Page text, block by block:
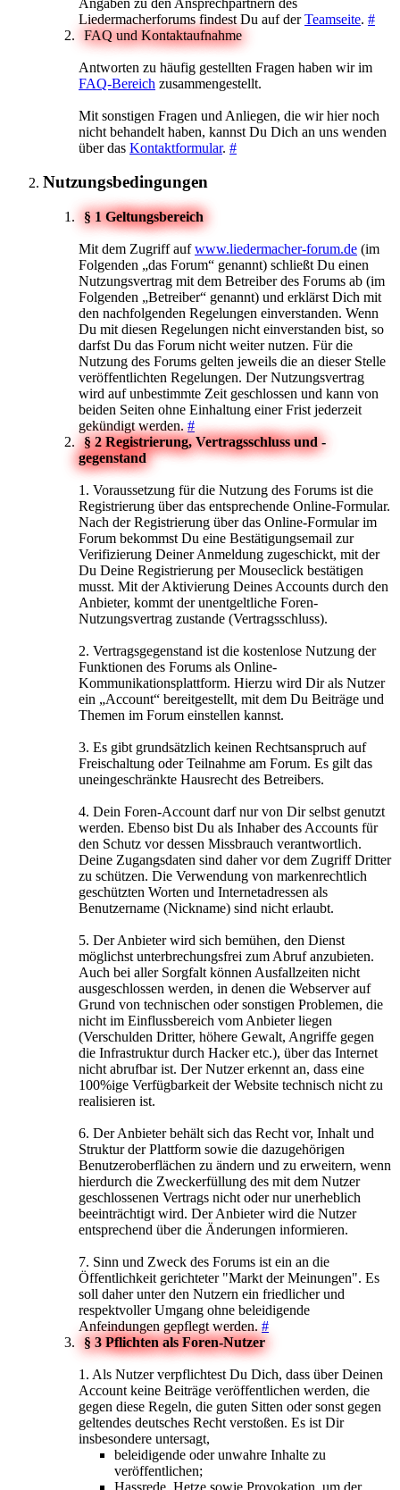
Liedermacherforums findest Du auf derTeamseite. #
FAQ und Kontaktaufnahme
Antworten zu häufig gestellten Fragen haben wir im
FAQ-Bereich zusammengestellt.
Mit sonstigen Fragen und Anliegen, die wir hier noch
nicht behandelt haben, kannst Du Dich an uns wenden
über das Kontaktformular. #
Nutzungsbedingungen
§ 1 Geltungsbereich
Mit dem Zugriff aufwww.liedermacher-forum.de (im
Folgenden „das Forum“ genannt) schließt Du einen
Nutzungsvertrag mit dem Betreiber des Forums ab (im
Folgenden „Betreiber“ genannt) und erklärst Dich mit
den nachfolgenden Regelungen einverstanden. Wenn
Du mit diesen Regelungen nicht einverstanden bist, so
darfst Du das Forum nicht weiter nutzen. Für die
Nutzung des Forums gelten jeweils die an dieser Stelle
veröffentlichten Regelungen. Der Nutzungsvertrag
wird auf unbestimmte Zeit geschlossen und kann von
beiden Seiten ohne Einhaltung einer Frist jederzeit
gekündigt werden.#
§ 2 Registrierung, Vertragsschluss und -
gegenstand
1. Voraussetzung für die Nutzung des Forums ist die
Registrierung über das entsprechende Online-Formular.
Nach der Registrierung über das Online-Formular im
Forum bekommst Du eine Bestätigungsemail zur
Verifizierung Deiner Anmeldung zugeschickt, mit der
Du Deine Registrierung per Mouseclick bestätigen
musst. Mit der Aktivierung Deines Accounts durch den
Anbieter, kommt der unentgeltliche Foren-
Nutzungsvertrag zustande (Vertragsschluss).
2. Vertragsgegenstand ist die kostenlose Nutzung der
Funktionen des Forums als Online-
Kommunikationsplattform. Hierzu wird Dir als Nutzer
ein „Account“ bereitgestellt, mit dem Du Beiträge und
Themen im Forum einstellen kannst.
3. Es gibt grundsätzlich keinen Rechtsanspruch auf
Freischaltung oder Teilnahme am Forum. Es gilt das
uneingeschränkte Hausrecht des Betreibers.
4. Dein Foren-Account darf nur von Dir selbst genutzt
werden. Ebenso bist Du als Inhaber des Accounts für
den Schutz vor dessen Missbrauch verantwortlich.
Deine Zugangsdaten sind daher vor dem Zugriff Dritter
zu schützen. Die Verwendung von markenrechtlich
geschützten Worten und Internetadressen als
Benutzername (Nickname) sind nicht erlaubt.
5. Der Anbieter wird sich bemühen, den Dienst
möglichst unterbrechungsfrei zum Abruf anzubieten.
Auch bei aller Sorgfalt können Ausfallzeiten nicht
ausgeschlossen werden, in denen die Webserver auf
Grund von technischen oder sonstigen Problemen, die
nicht im Einflussbereich vom Anbieter liegen
(Verschulden Dritter, höhere Gewalt, Angriffe gegen
die Infrastruktur durch Hacker etc.), über das Internet
nicht abrufbar ist. Der Nutzer erkennt an, dass eine
100%ige Verfügbarkeit der Website technisch nicht zu
realisieren ist.
6. Der Anbieter behält sich das Recht vor, Inhalt und
Struktur der Plattform sowie die dazugehörigen
Benutzeroberflächen zu ändern und zu erweitern, wenn
hierdurch die Zweckerfüllung des mit dem Nutzer
geschlossenen Vertrags nicht oder nur unerheblich
beeinträchtigt wird. Der Anbieter wird die Nutzer
entsprechend über die Änderungen informieren.
7. Sinn und Zweck des Forums ist ein an die
Öffentlichkeit gerichteter "Markt der Meinungen". Es
soll daher unter den Nutzern ein friedlicher und
respektvoller Umgang ohne beleidigende
Anfeindungen gepflegt werden. #
§ 3 Pflichten als Foren-Nutzer
1. Als Nutzer verpflichtest Du Dich, dass über Deinen
Account keine Beiträge veröffentlichen werden, die
gegen diese Regeln, die guten Sitten oder sonst gegen
geltendes deutsches Recht verstoßen. Es ist Dir
insbesondere untersagt,
beleidigende oder unwahre Inhalte zu
veröffentlichen;